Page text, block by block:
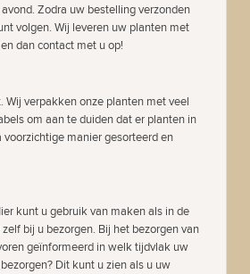
Zodra uw bestelling verzonden
volgen. Wij leveren uw planten met
dan contact met u op!
verpakken onze planten met veel
om aan te duiden dat er planten in
manier gesorteerd en
kunt u gebruik van maken als in de
bij u bezorgen. Bij het bezorgen van
geïnformeerd in welk tijdvlak uw
Dit kunt u zien als u uw